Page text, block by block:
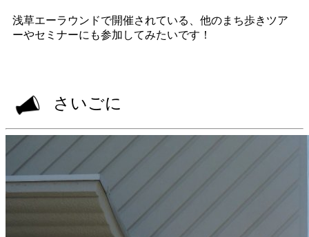
浅草エーラウンドで開催されている、他のまち歩きツア
ーやセミナーにも参加してみたいです！
さいごに